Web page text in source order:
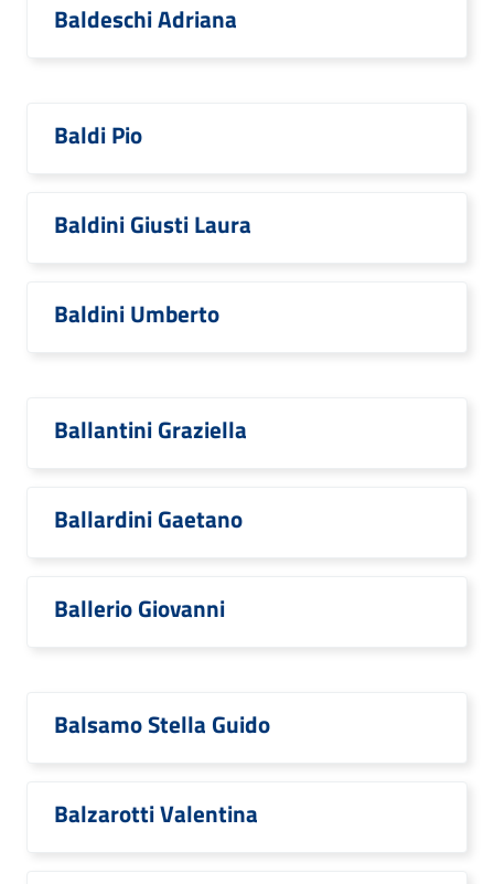
Baldeschi Adriana
Baldi Pio
Baldini Giusti Laura
Baldini Umberto
Ballantini Graziella
Ballardini Gaetano
Ballerio Giovanni
Balsamo Stella Guido
Balzarotti Valentina